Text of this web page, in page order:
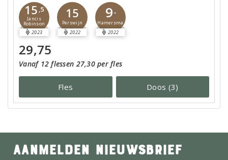
15 ,5
Jancis
Robinson
2023
15
Perswijn
2022
9-
Hamersma
2022
29,75
Vanaf 12 flessen 27,30 per fles
Fles Doos (3)
AANMELDEN NIEUWSBRIEF